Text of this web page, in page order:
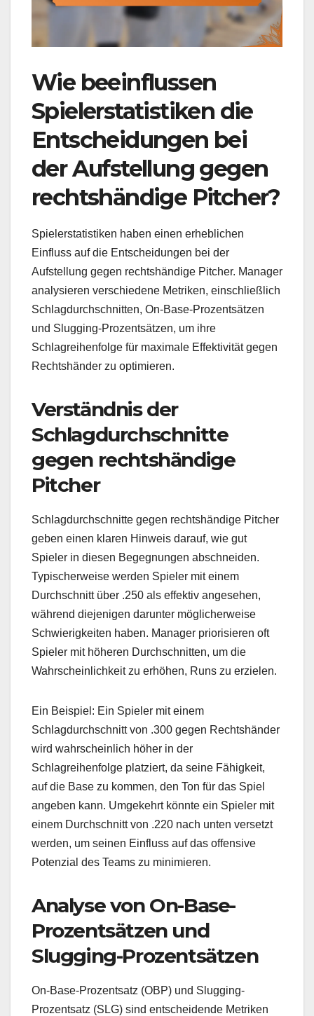
Wie beeinflussen
Spielerstatistiken die
Entscheidungen bei
der Aufstellung gegen
rechtshändige Pitcher?
Spielerstatistiken haben einen erheblichen
Einfluss auf die Entscheidungen bei der
Aufstellung gegen rechtshändige Pitcher. Manager
analysieren verschiedene Metriken, einschließlich
Schlagdurchschnitten, On-Base-Prozentsätzen
und Slugging-Prozentsätzen, um ihre
Schlagreihenfolge für maximale Effektivität gegen
Rechtshänder zu optimieren.
Verständnis der
Schlagdurchschnitte
gegen rechtshändige
Pitcher
Schlagdurchschnitte gegen rechtshändige Pitcher
geben einen klaren Hinweis darauf, wie gut
Spieler in diesen Begegnungen abschneiden.
Typischerweise werden Spieler mit einem
Durchschnitt über .250 als effektiv angesehen,
während diejenigen darunter möglicherweise
Schwierigkeiten haben. Manager priorisieren oft
Spieler mit höheren Durchschnitten, um die
Wahrscheinlichkeit zu erhöhen, Runs zu erzielen.
Ein Beispiel: Ein Spieler mit einem
Schlagdurchschnitt von .300 gegen Rechtshänder
wird wahrscheinlich höher in der
Schlagreihenfolge platziert, da seine Fähigkeit,
auf die Base zu kommen, den Ton für das Spiel
angeben kann. Umgekehrt könnte ein Spieler mit
einem Durchschnitt von .220 nach unten versetzt
werden, um seinen Einfluss auf das offensive
Potenzial des Teams zu minimieren.
Analyse von On-Base-
Prozentsätzen und
Slugging-Prozentsätzen
On-Base-Prozentsatz (OBP) und Slugging-
Prozentsatz (SLG) sind entscheidende Metriken